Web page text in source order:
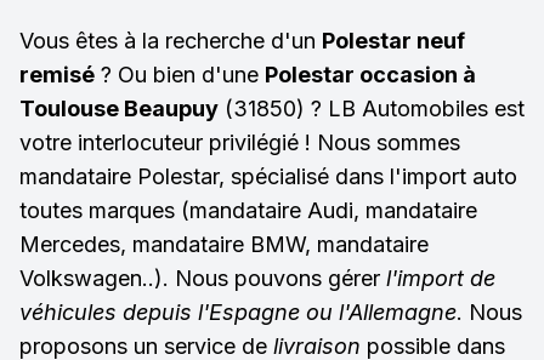
Vous êtes à la recherche d'un Polestar neuf
remisé ? Ou bien d'une Polestar occasion à
Toulouse Beaupuy (31850) ? LB Automobiles est
votre interlocuteur privilégié ! Nous sommes
mandataire Polestar, spécialisé dans l'import auto
toutes marques (mandataire Audi, mandataire
Mercedes, mandataire BMW, mandataire
Volkswagen..). Nous pouvons gérer l'import de
véhicules depuis l'Espagne ou l'Allemagne. Nous
proposons un service de livraison possible dans